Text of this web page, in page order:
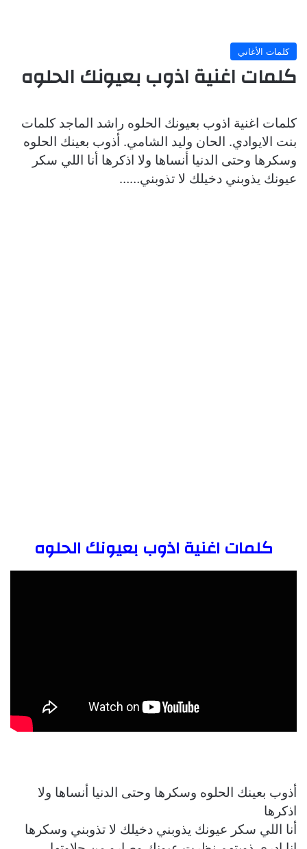
كلمات الأغاني
كلمات اغنية اذوب بعيونك الحلوه
كلمات اغنية اذوب بعيونك الحلوه راشد الماجد كلمات
بنت الايوادي. الحان وليد الشامي. أذوب بعينك الحلوه
وسكرها وحتى الدنيا أنساها ولا اذكرها أنا اللي سكر
عيونك يذوبني دخيلك لا تذوبني……
كلمات اغنية اذوب بعيونك الحلوه
أذوب بعينك الحلوه وسكرها وحتى الدنيا أنساها ولا
اذكرها
أنا اللي سكر عيونك يذوبني دخيلك لا تذوبني وسكرها